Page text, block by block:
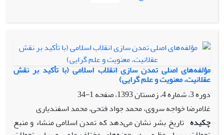
ایرانی- اسلامی پیشرفت و حرکت درمسیر آفرینش تمدنی بر آمده
استعدادهای بی بدیل طبیعی و انسانی ایران، جا دارد چایگاه مردم
سالاری دینی در سیر تحقق و تکامل این الگو و سرانجام ایجاد
تمدن مورد نظر مورد کنکاش قرار گیرد.
سؤال محوری این مقاله نیز معطوف به نقش نظام سیاسی جدید و
موجود مستقر در جمهوری اسلامی ایران در نیل به اهداف ترسیمی
این الگوست.
روشی که در این مقاله مورد استفاده قرار گرفته است ترکیبی
توصیفی- علی و با نگاهی تمدنی در رهیافت های گوناگون در نظام
مؤلفه‌های اصلی تمدن سازی انقلاب اسلامی (با تأکید بر نقش
عقلانیت، معنویت و علم گرایی)
دوره 3، شماره 4، زمستان 1393، صفحه
1-34
غلامرضا خواجه سروی، محمد جواد فتحی، محمد اسفندیاری
چکیده تاریخ بشر نشان می‌دهد که تمدن اسلامی ‌منشاء و منبع